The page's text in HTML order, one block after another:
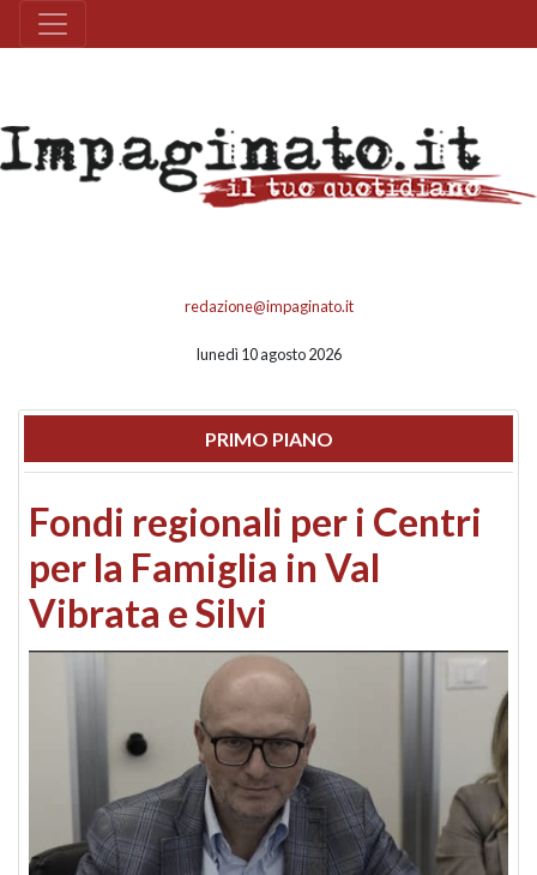
redazione@impaginato.it
lunedì 10 agosto 2026
PRIMO PIANO
Fondi regionali per i Centri
per la Famiglia in Val
Vibrata e Silvi